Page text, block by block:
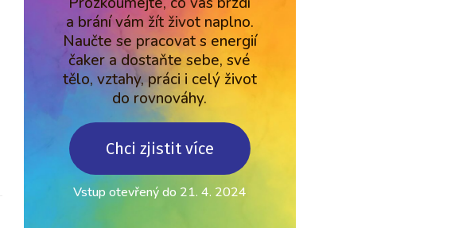
a brání vám žít život naplno.
Naučte se pracovat s energií
čaker a dostaňte sebe, své
tělo, vztahy, práci i celý život
do rovnováhy.
Chci zjistit více
Vstup otevřený do 21. 4. 2024